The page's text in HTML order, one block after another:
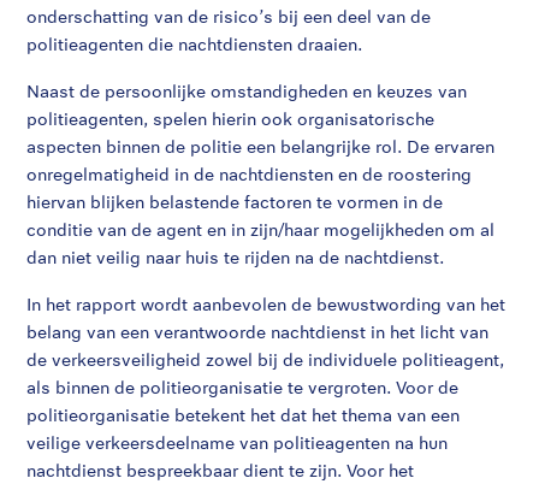
onderschatting van de risico’s bij een deel van de
politieagenten die nachtdiensten draaien.
Naast de persoonlijke omstandigheden en keuzes van
politieagenten, spelen hierin ook organisatorische
aspecten binnen de politie een belangrijke rol. De ervaren
onregelmatigheid in de nachtdiensten en de roostering
hiervan blijken belastende factoren te vormen in de
conditie van de agent en in zijn/haar mogelijkheden om al
dan niet veilig naar huis te rijden na de nachtdienst.
In het rapport wordt aanbevolen de bewustwording van het
belang van een verantwoorde nachtdienst in het licht van
de verkeersveiligheid zowel bij de individuele politieagent,
als binnen de politieorganisatie te vergroten. Voor de
politieorganisatie betekent het dat het thema van een
veilige verkeersdeelname van politieagenten na hun
nachtdienst bespreekbaar dient te zijn. Voor het